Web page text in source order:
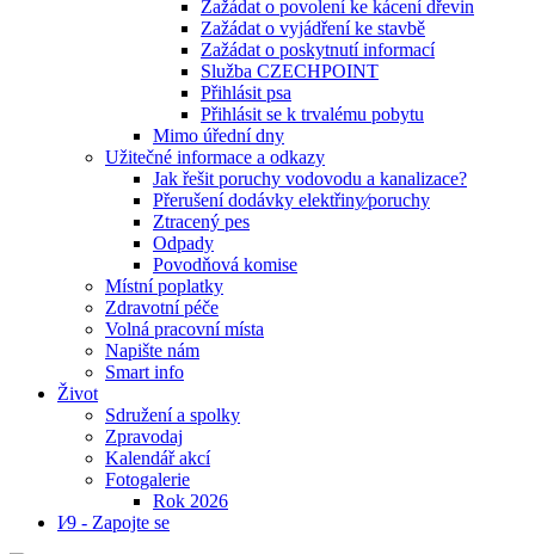
Zažádat o povolení ke kácení dřevin
Zažádat o vyjádření ke stavbě
Zažádat o poskytnutí informací
Služba CZECHPOINT
Přihlásit psa
Přihlásit se k trvalému pobytu
Mimo úřední dny
Užitečné informace a odkazy
Jak řešit poruchy vodovodu a kanalizace?
Přerušení dodávky elektřiny⁄poruchy
Ztracený pes
Odpady
Povodňová komise
Místní poplatky
Zdravotní péče
Volná pracovní místa
Napište nám
Smart info
Život
Sdružení a spolky
Zpravodaj
Kalendář akcí
Fotogalerie
Rok 2026
I⁄9 - Zapojte se